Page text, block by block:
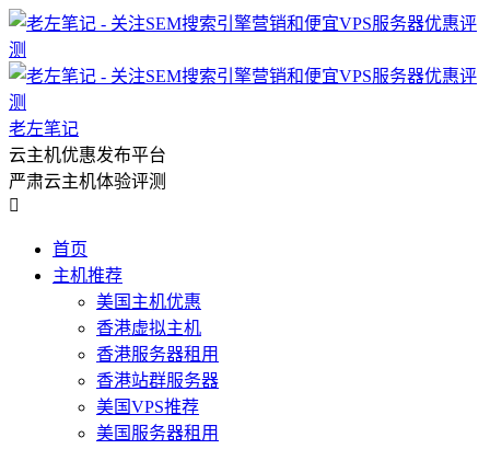
老左笔记
云主机优惠发布平台
严肃云主机体验评测

首页
主机推荐
美国主机优惠
香港虚拟主机
香港服务器租用
香港站群服务器
美国VPS推荐
美国服务器租用